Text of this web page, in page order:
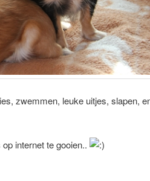
zwemmen, leuke uitjes, slapen,
internet te gooien..